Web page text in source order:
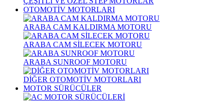
OTOMOTİV MOTORLARI
ARABA CAM KALDIRMA MOTORU
ARABA CAM SİLECEK MOTORU
ARABA SUNROOF MOTORU
DİĞER OTOMOTİV MOTORLARI
MOTOR SÜRÜCÜLER